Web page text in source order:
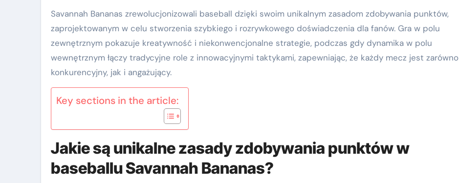
Savannah Bananas zrewolucjonizowali baseball dzięki swoim unikalnym zasadom zdobywania punktów,
zaprojektowanym w celu stworzenia szybkiego i rozrywkowego doświadczenia dla fanów. Gra w polu
zewnętrznym pokazuje kreatywność i niekonwencjonalne strategie, podczas gdy dynamika w polu
wewnętrznym łączy tradycyjne role z innowacyjnymi taktykami, zapewniając, że każdy mecz jest zarówno
konkurencyjny, jak i angażujący.
Key sections in the article:
Jakie są unikalne zasady zdobywania punktów w
baseballu Savannah Bananas?